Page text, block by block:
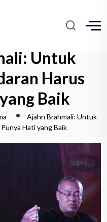
Untuk
Harus
Baik
Ajahn Brahmali: Untuk
Hati yang Baik